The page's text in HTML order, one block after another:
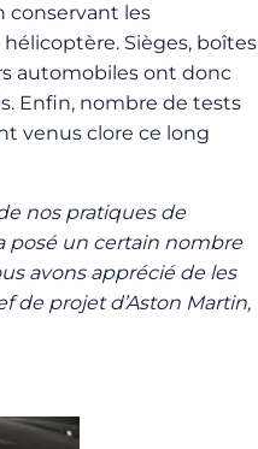
conservant les
Sièges, boîtes
automobiles ont donc
Enfin, nombre de tests
venus clore ce long
nos pratiques de
posé un certain nombre
avons apprécié de les
de projet d’Aston Martin,